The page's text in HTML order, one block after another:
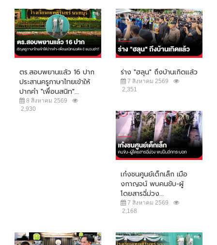
ตร.สอบพยานแล้ว 16 ปาก
ประสานครูภาษาไทยเข้าให้
ปากคำ "เพื่อนสนิท"...
8 สิงหาคม 2569
2,930
ร่าง "ฮลุน" ถึงบ้านเกิดแล้ว
7 สิงหาคม 2569
2,351
เก๋งชนศูนย์เด็กเล็ก เมือ
งกาญจน์ พบคนขับ-ผู้
โดยสารฉี่ม่วง...
7 สิงหาคม 2569
2,168